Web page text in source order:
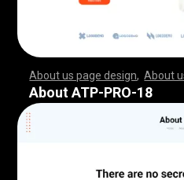
About us page design ,About
,,,,,,,,,,,,,,,,,,,,,,,, ,,,,,,,,
,,,,,,,,,,,,,,,,,,,,,,,, ,,,,,,,,
,,,,,,,,,,,,,,,,,,,,,,,, ,,,,,,,,
,,,,,,,,,,,,,,,,,,,,,,,, ,,,,,,,,
,,,,,,,,,,,,,,,,,,,,,,,, ,,,,,,,,
,,,,,,,,,,,,,,,,,,,,,,,, ,,,,,,,,
,,,,,,,,,,,,,,,,,,,,,,,, ,,,,,,,,
,,,,,,,,,,,,,,,,,,,,,,,, ,,,,,,,,
About ATP-PRO-18